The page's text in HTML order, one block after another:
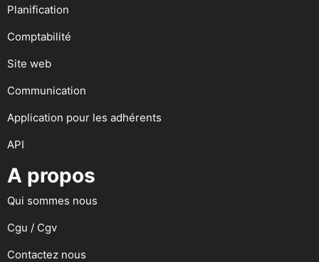
Planification
Comptabilité
Site web
Communication
Application pour les adhérents
API
A propos
Qui sommes nous
Cgu / Cgv
Contactez nous